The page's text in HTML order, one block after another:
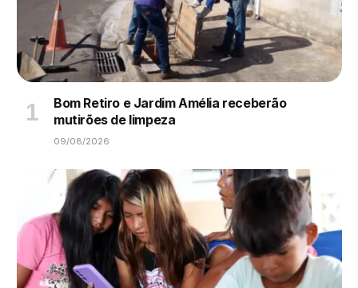
Bom Retiro e Jardim Amélia receberão
mutirões de limpeza
09/08/2026